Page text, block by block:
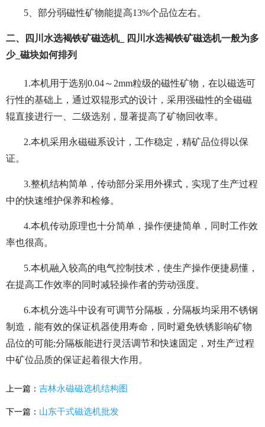
5、部分弱磁性矿物能提高13%个品位左右。
二、四川水选褐铁矿磁选机_ 四川水选褐铁矿磁选机一般为多
少_磁块如何排列
1.本机用于选别0.04～2mm粒级的磁性矿物，在以磁选可
行性的基础上，通过双辊形式的设计，采用强磁性的全磁磁
辊直接进行一、二级选别，显著提高了矿物回收率。
2.本机采用永磁磁系设计，工作稳定，精矿品位得以保
证。
3.整机结构简单，传动部分采用外裸式，实现了生产过程
中的快速维护保养和检修。
4.本机传动原理也十分简单，操作便捷简单，同时工作效
率也很高。
5.本机融入较高的电气控制技术，使生产操作便捷易懂，
在提高工作效率的同时减轻操作者的劳动强度。
6.本机分选斗中设有可调节分隔板，分隔板均采用不锈钢
制造，能有效的保证机器使用寿命，同时避免铁锈影响矿物
品位的可能;分隔板能进行灵活调节和快速固定，对生产过程
中矿位品质的保证起着很大作用。
上一篇： 吉林永磁磁选机结构图
下一篇： 山东干式磁选机批发